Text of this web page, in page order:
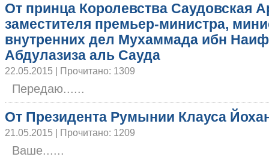
От принца Королевства Саудовская
заместителя премьер-министра,
внутренних дел Мухаммада ибн
Абдулазиза аль Сауда
22.05.2015 | Прочитано: 1309
Передаю......
От Президента Румынии Клауса
21.05.2015 | Прочитано: 1209
Ваше......